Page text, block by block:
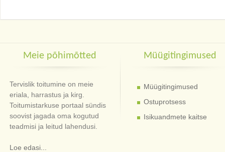
Meie põhimõtted
Tervislik toitumine on meie
eriala, harrastus ja kirg.
Toitumistarkuse portaal sündis
soovist jagada oma kogutud
teadmisi ja leitud lahendusi.
Loe edasi...
Müügitingimused
Müügitingimused
Ostuprotsess
Isikuandmete kaitse